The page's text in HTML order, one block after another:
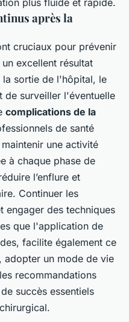
plus fluide et rapide.
après la
cruciaux pour prévenir
excellent résultat
sortie de l'hôpital, le
de surveiller l'éventuelle
complications de la
de santé
une activité
à chaque phase de
l’enflure et
Continuer les
engager des techniques
que l'application de
facilite également ce
adopter un mode de vie
recommandations
succès essentiels